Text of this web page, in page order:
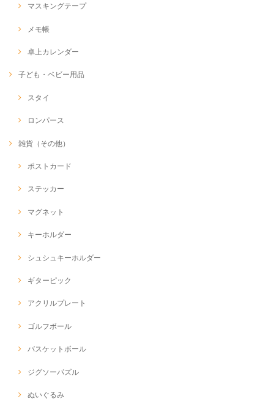
マスキングテープ
メモ帳
卓上カレンダー
子ども・ベビー用品
スタイ
ロンパース
雑貨（その他）
ポストカード
ステッカー
マグネット
キーホルダー
シュシュキーホルダー
ギターピック
アクリルプレート
ゴルフボール
バスケットボール
ジグソーパズル
ぬいぐるみ